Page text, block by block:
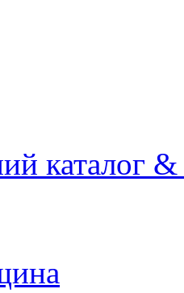
каталог